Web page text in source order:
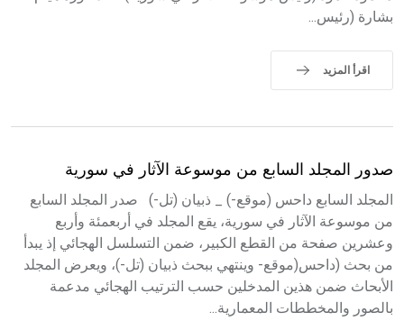
بشارة (رئيس...
اقرأ المزيد
صدور المجلد السابع من موسوعة الآثار في سورية
المجلد السابع داحس (موقع-) _ ذبيان (تل-) صدر المجلد السابع
من موسوعة الآثار في سورية، يقع المجلد في أربعمئة وأربع
وعشرين صفحة من القطع الكبير، ضمن التسلسل الهجائي إذ يبدأ
من بحث (داحس(موقع- وينتهي ببحث ذبيان (تل-)، ويعرض المجلد
الأبحاث ضمن هذين المدخلين حسب الترتيب الهجائي مدعمة
بالصور والمخططات المعمارية...